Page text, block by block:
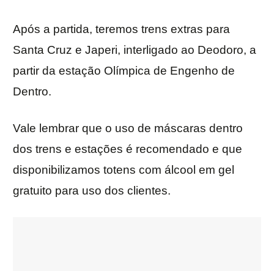
Após a partida, teremos trens extras para
Santa Cruz e Japeri, interligado ao Deodoro, a
partir da estação Olímpica de Engenho de
Dentro.
Vale lembrar que o uso de máscaras dentro
dos trens e estações é recomendado e que
disponibilizamos totens com álcool em gel
gratuito para uso dos clientes.